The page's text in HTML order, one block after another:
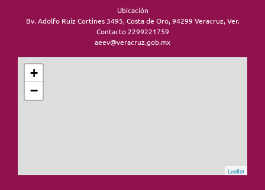
Ubicación
Bv. Adolfo Ruíz Cortines 3495, Costa de Oro, 94299 Veracruz, Ver.
Contacto 2299221759
aeev@veracruz.gob.mx
+
−
Leaflet